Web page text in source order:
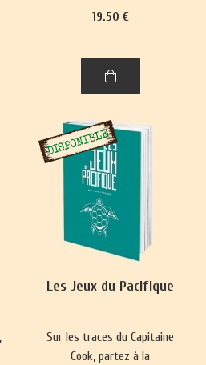
divertissement, plaisir,
spiritualité. Un voyage
captivant dans l’histoire,
19.50 €
Les Jeux du Pacifique
Sur les traces du Capitaine
Cook, partez à la